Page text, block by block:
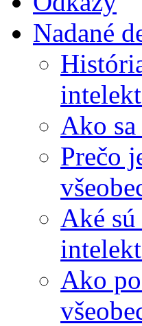
Nadané
Ako
Prečo
Aké
Ako